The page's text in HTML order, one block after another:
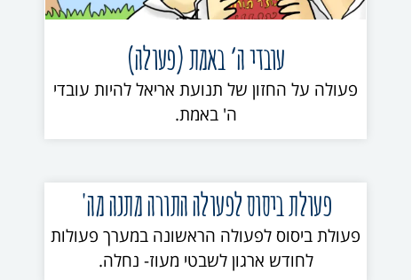
עובדי ה’ באמת (פעולה)
פעולה על החזון של תנועת אריאל להיות עובדי
ה' באמת.
פעולת ביסוס לפעולה התורה מתנה מה'
פעולת ביסוס לפעולה הראשונה במערך פעולות
לחודש ארגון לשבטי מעוז- נחלה.